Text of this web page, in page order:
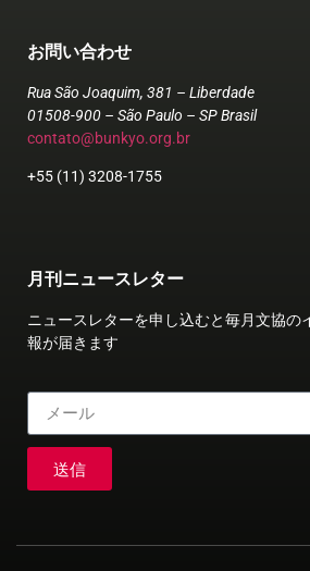
お問い合わせ
Rua São Joaquim, 381 – Liberdade
01508-900 – São Paulo – SP Brasil
contato@bunkyo.org.br
+55 (11) 3208-1755
月刊ニュースレター
ニュースレターを申し込むと毎月文協の
報が届きます
送信